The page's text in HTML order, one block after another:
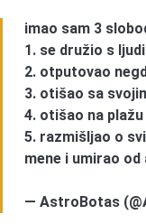
imao sam 3
1. se družio s
2. otputovao
3. otišao sa
4. otišao na plažu
5. razmišljao o
mene i umirao
— AstroBotas